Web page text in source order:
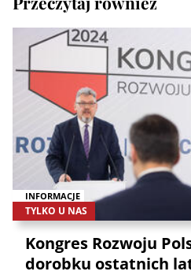
INFORMACJE
TYLKO U NAS
Kongres Rozwoju
dorobku ostatnich